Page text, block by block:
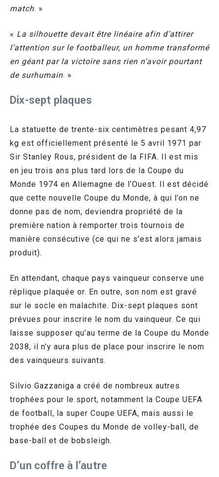
match. »
« La silhouette devait être linéaire afin d’attirer
l’attention sur le footballeur, un homme transformé
en géant par la victoire sans rien n’avoir pourtant
de surhumain. »
Dix-sept plaques
La statuette de trente-six centimètres pesant 4,97
kg est officiellement présenté le 5 avril 1971 par
Sir Stanley Rous, président de la FIFA. Il est mis
en jeu trois ans plus tard lors de la Coupe du
Monde 1974 en Allemagne de l’Ouest. Il est décidé
que cette nouvelle Coupe du Monde, à qui l’on ne
donne pas de nom, deviendra propriété de la
première nation à remporter trois tournois de
manière consécutive (ce qui ne s’est alors jamais
produit).
En attendant, chaque pays vainqueur conserve une
réplique plaquée or. En outre, son nom est gravé
sur le socle en malachite. Dix-sept plaques sont
prévues pour inscrire le nom du vainqueur. Ce qui
laisse supposer qu’au terme de la Coupe du Monde
2038, il n’y aura plus de place pour inscrire le nom
des vainqueurs suivants.
Silvio Gazzaniga a créé de nombreux autres
trophées pour le sport, notamment la Coupe UEFA
de football, la super Coupe UEFA, mais aussi le
trophée des Coupes du Monde de volley-ball, de
base-ball et de bobsleigh.
D’un coffre à l’autre